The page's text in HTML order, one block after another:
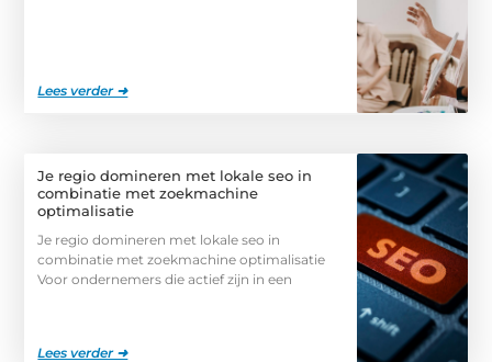
Lees verder ➜
Je regio domineren met lokale seo in
combinatie met zoekmachine
optimalisatie
Je regio domineren met lokale seo in
combinatie met zoekmachine optimalisatie
Voor ondernemers die actief zijn in een
Lees verder ➜